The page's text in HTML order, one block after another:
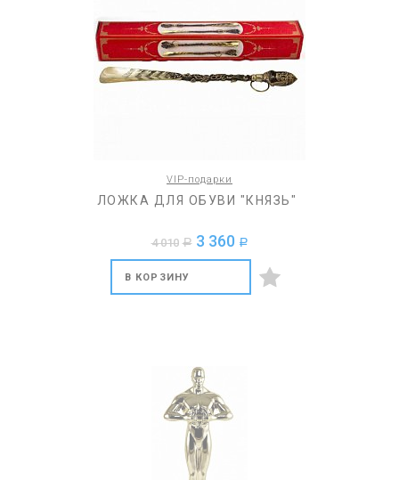
VIP-подарки
ЛОЖКА ДЛЯ ОБУВИ "КНЯЗЬ"
4 010 a 3 360 a
В КОРЗИНУ